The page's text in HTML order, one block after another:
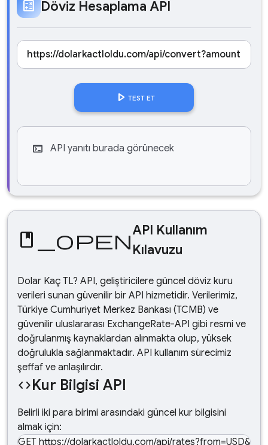
calculate Döviz Hesaplama API
play_arrow TEST ET
terminal API yanıtı burada görünecek
book_openAPI Kullanım
Kılavuzu
Dolar Kaç TL? API, geliştiricilere güncel döviz kuru
verileri sunan güvenilir bir API hizmetidir. Verilerimiz,
Türkiye Cumhuriyet Merkez Bankası (TCMB) ve
güvenilir uluslararası ExchangeRate-API gibi resmi ve
doğrulanmış kaynaklardan alınmakta olup, yüksek
doğrulukla sağlanmaktadır. API kullanım sürecimiz
şeffaf ve anlaşılırdır.
codeKur Bilgisi API
Belirli iki para birimi arasındaki güncel kur bilgisini
almak için:
GET https://dolarkactloldu.com/api/